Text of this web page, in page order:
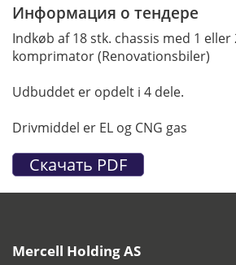
Информация о тендере
Indkøb af 18 stk. chassis med 1 eller
komprimator (Renovationsbiler)
Udbuddet er opdelt i 4 dele.
Drivmiddel er EL og CNG gas
Mercell Holding AS